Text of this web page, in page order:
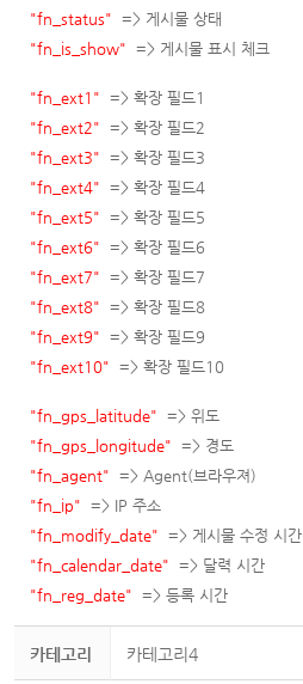
"fn_status" => 게시물 상태
"fn_is_show" => 게시물 표시 체크
"fn_ext1" => 확장 필드1
"fn_ext2" => 확장 필드2
"fn_ext3" => 확장 필드3
"fn_ext4" => 확장 필드4
"fn_ext5" => 확장 필드5
"fn_ext6" => 확장 필드6
"fn_ext7" => 확장 필드7
"fn_ext8" => 확장 필드8
"fn_ext9" => 확장 필드9
"fn_ext10" => 확장 필드10
"fn_gps_latitude" => 위도
"fn_gps_longitude" => 경도
"fn_agent" => Agent(브라우져)
"fn_ip" => IP 주소
"fn_modify_date" => 게시물 수정 시간
"fn_calendar_date" => 달력 시간
"fn_reg_date" => 등록 시간
카테고리 카테고리4